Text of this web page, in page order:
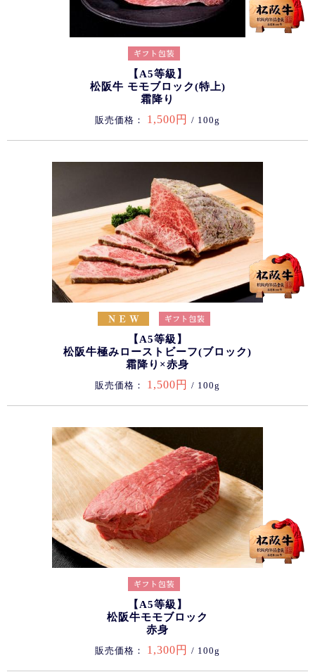
【A5等級】
松阪牛 モモブロック(特上)
霜降り
販売価格： 1,500円 / 100g
【A5等級】
松阪牛極みローストビーフ(ブロック)
霜降り×赤身
販売価格： 1,500円 / 100g
【A5等級】
松阪牛モモブロック
赤身
販売価格： 1,300円 / 100g